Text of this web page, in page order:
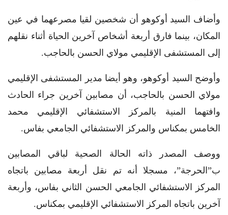
وأضاف السيد أوكوهو أن شخصين لقيا مصرعهما في عين
المكان، بينما فارق أربعة أشخاص آخرين الحياة أثناء نقلهم
إلى المستشفى الإقليمي مولاي الحسن بالحاجب.
وأوضح السيد أوكوهو، وهو أيضا مدير المستشفى الإقليمي
مولاي الحسن بالحاجب، أن مصابين آخرين جراء الحادث
وافتهما المنية بالمركز الاستشفائي الإقليمي محمد
الخامس بمكناس والمركز الاستشفائي الجامعي بفاس.
ووصف المصدر ذاته الحالة الصحية لباقي المصابين
ب”الحرجة”، مسجلا أنه تم نقل أربعة مصابين باتجاه
المركز الاستشفائي الجامعي الحسن الثاني بفاس، وأربعة
آخرين باتجاه المركز الاستشفائي الإقليمي بمكناس.